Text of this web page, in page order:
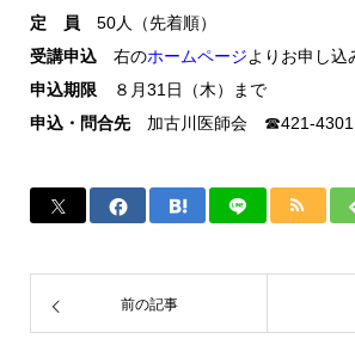
定 員 50人（先着順）
受講申込 右のホームページよりお申し込
申込期限 ８月31日（木）まで
申込・問合先加古川医師会 ☎421-4301
前の記事